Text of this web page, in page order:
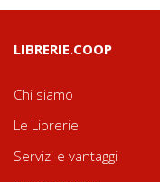
LIBRERIE.COOP
Chi siamo
Le Librerie
Servizi e vantaggi